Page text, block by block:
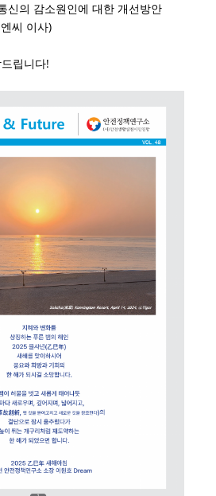
신의 감소원인에 대한 개선방안
씨 이사)
립니다!